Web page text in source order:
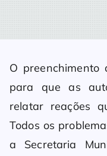
O preenchimento
para que as
relatar reações
Todos os
a Secretaria